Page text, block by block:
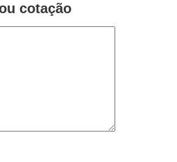
cotação